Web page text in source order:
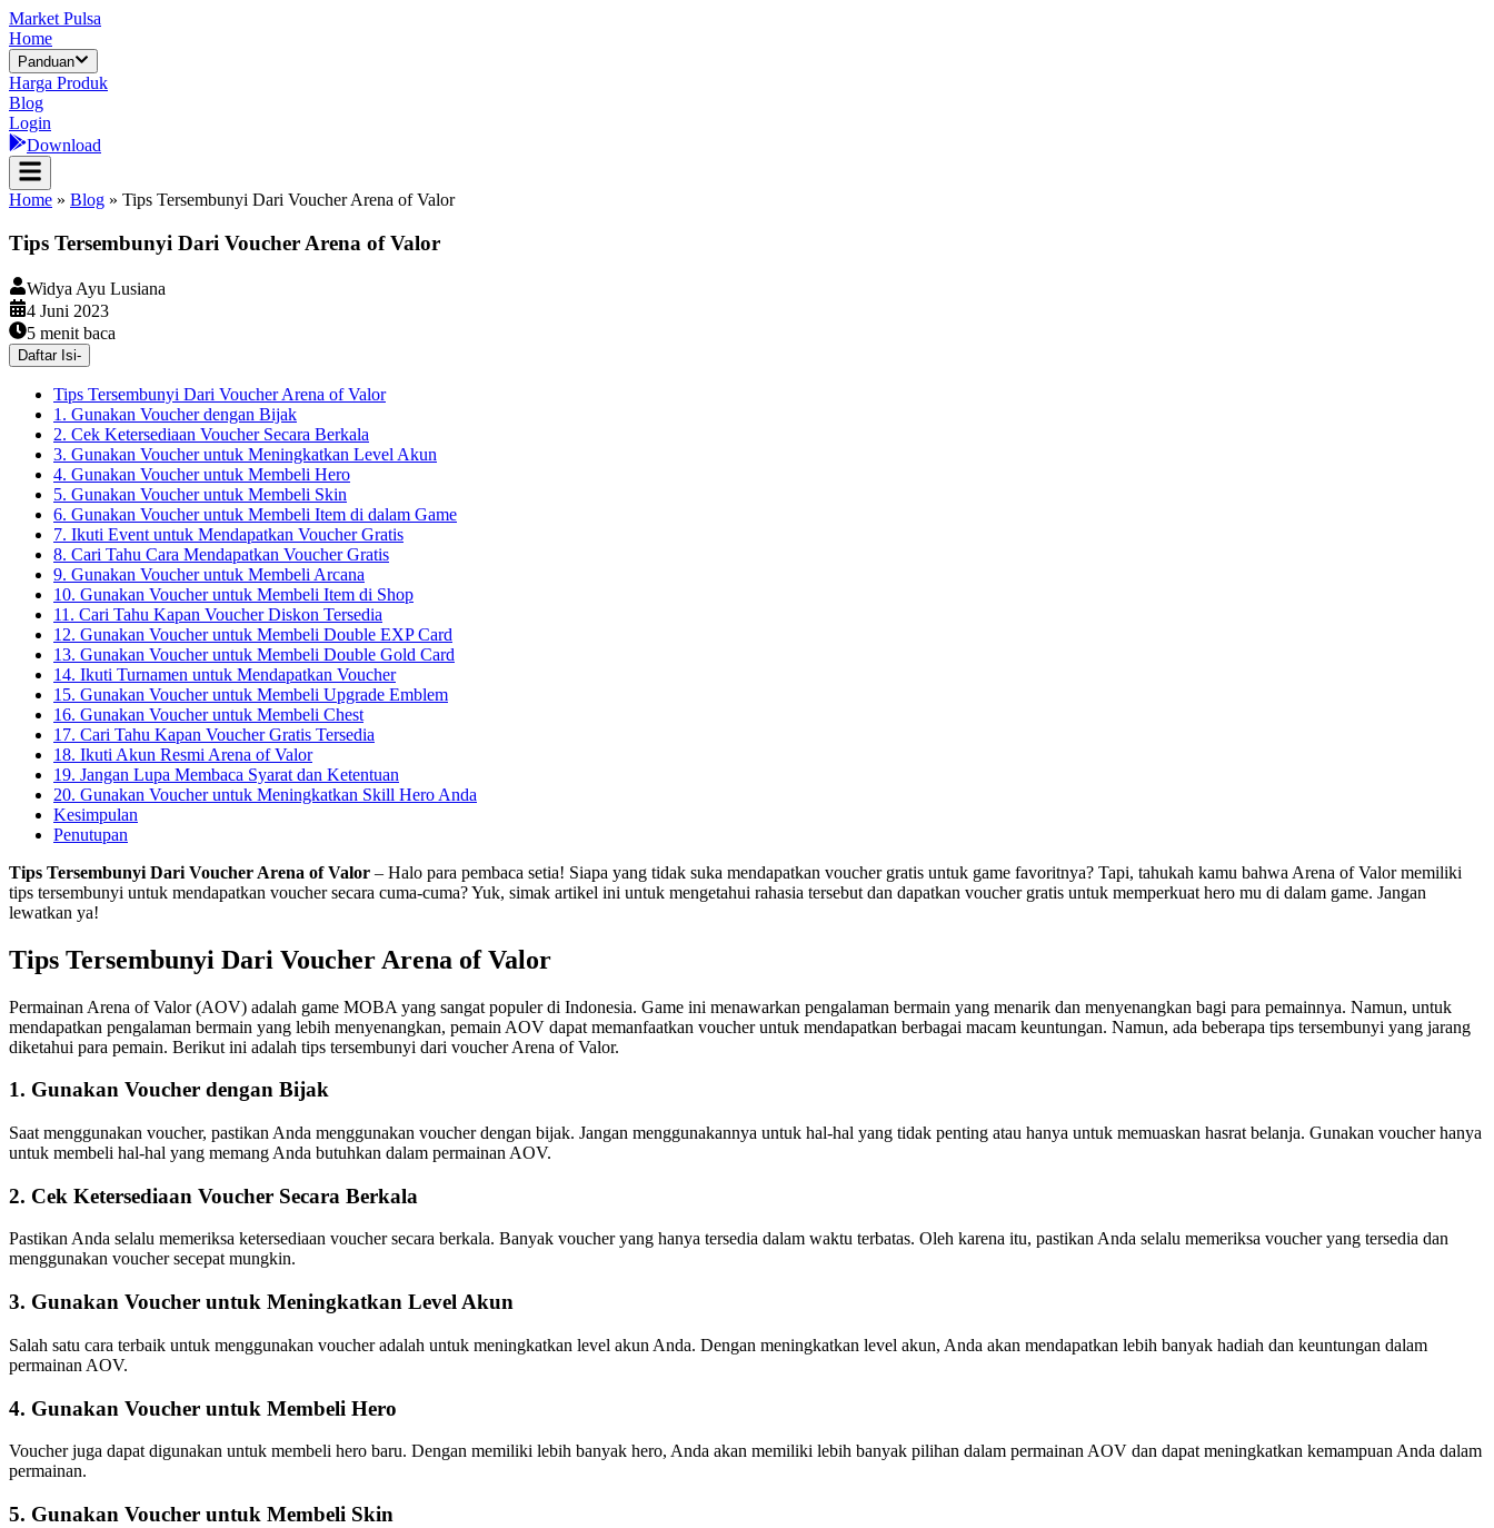
Market Pulsa
Home
Panduan
Harga Produk
Blog
Login
Download
Home » Blog » Tips Tersembunyi Dari Voucher Arena of Valor
Tips Tersembunyi Dari Voucher Arena of Valor
Widya Ayu Lusiana
4 Juni 2023
5 menit baca
Daftar Isi-
Tips Tersembunyi Dari Voucher Arena of Valor
1. Gunakan Voucher dengan Bijak
2. Cek Ketersediaan Voucher Secara Berkala
3. Gunakan Voucher untuk Meningkatkan Level Akun
4. Gunakan Voucher untuk Membeli Hero
5. Gunakan Voucher untuk Membeli Skin
6. Gunakan Voucher untuk Membeli Item di dalam Game
7. Ikuti Event untuk Mendapatkan Voucher Gratis
8. Cari Tahu Cara Mendapatkan Voucher Gratis
9. Gunakan Voucher untuk Membeli Arcana
10. Gunakan Voucher untuk Membeli Item di Shop
11. Cari Tahu Kapan Voucher Diskon Tersedia
12. Gunakan Voucher untuk Membeli Double EXP Card
13. Gunakan Voucher untuk Membeli Double Gold Card
14. Ikuti Turnamen untuk Mendapatkan Voucher
15. Gunakan Voucher untuk Membeli Upgrade Emblem
16. Gunakan Voucher untuk Membeli Chest
17. Cari Tahu Kapan Voucher Gratis Tersedia
18. Ikuti Akun Resmi Arena of Valor
19. Jangan Lupa Membaca Syarat dan Ketentuan
20. Gunakan Voucher untuk Meningkatkan Skill Hero Anda
Kesimpulan
Penutupan
Tips Tersembunyi Dari Voucher Arena of Valor – Halo para pembaca setia! Siapa yang tidak suka mendapatkan voucher gratis untuk game favoritnya? Tapi, tahukah kamu bahwa Arena of Valor memiliki
tips tersembunyi untuk mendapatkan voucher secara cuma-cuma? Yuk, simak artikel ini untuk mengetahui rahasia tersebut dan dapatkan voucher gratis untuk memperkuat hero mu di dalam game. Jangan
lewatkan ya!
Tips Tersembunyi Dari Voucher Arena of Valor
Permainan Arena of Valor (AOV) adalah game MOBA yang sangat populer di Indonesia. Game ini menawarkan pengalaman bermain yang menarik dan menyenangkan bagi para pemainnya. Namun, untuk
mendapatkan pengalaman bermain yang lebih menyenangkan, pemain AOV dapat memanfaatkan voucher untuk mendapatkan berbagai macam keuntungan. Namun, ada beberapa tips tersembunyi yang jarang
diketahui para pemain. Berikut ini adalah tips tersembunyi dari voucher Arena of Valor.
1. Gunakan Voucher dengan Bijak
Saat menggunakan voucher, pastikan Anda menggunakan voucher dengan bijak. Jangan menggunakannya untuk hal-hal yang tidak penting atau hanya untuk memuaskan hasrat belanja. Gunakan voucher hanya
untuk membeli hal-hal yang memang Anda butuhkan dalam permainan AOV.
2. Cek Ketersediaan Voucher Secara Berkala
Pastikan Anda selalu memeriksa ketersediaan voucher secara berkala. Banyak voucher yang hanya tersedia dalam waktu terbatas. Oleh karena itu, pastikan Anda selalu memeriksa voucher yang tersedia dan
menggunakan voucher secepat mungkin.
3. Gunakan Voucher untuk Meningkatkan Level Akun
Salah satu cara terbaik untuk menggunakan voucher adalah untuk meningkatkan level akun Anda. Dengan meningkatkan level akun, Anda akan mendapatkan lebih banyak hadiah dan keuntungan dalam
permainan AOV.
4. Gunakan Voucher untuk Membeli Hero
Voucher juga dapat digunakan untuk membeli hero baru. Dengan memiliki lebih banyak hero, Anda akan memiliki lebih banyak pilihan dalam permainan AOV dan dapat meningkatkan kemampuan Anda dalam
permainan.
5. Gunakan Voucher untuk Membeli Skin